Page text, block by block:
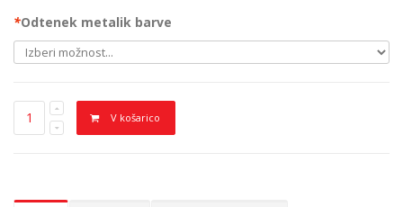
*Odtenek metalik barve
V košarico